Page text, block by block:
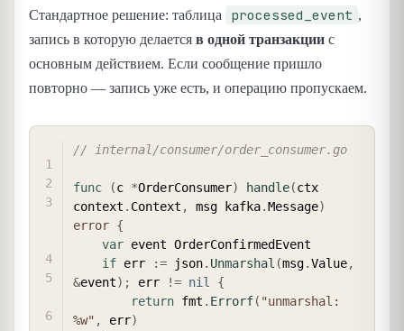
Стандартное решение: таблица processed_event ,
запись в которую делается в одной транзакции с
основным действием. Если сообщение пришло
повторно — запись уже есть, и операцию пропускаем.
// internal/consumer/order_consumer.go
func (c *OrderConsumer) handle(ctx
context . Context , msg kafka.Message)
error {
var event OrderConfirmedEvent
if err := json. Unmarshal (msg.Value,
&event) ; err != nil
{
return fmt . Errorf( "unmarshal:
%w" , err)